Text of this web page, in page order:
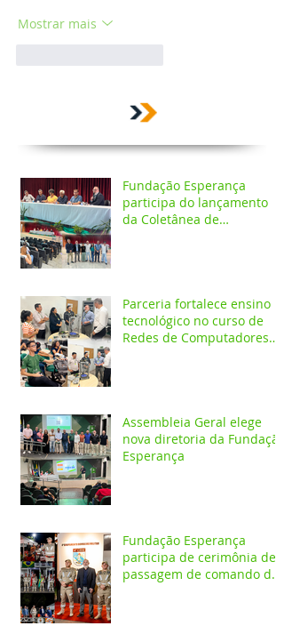
Mostrar mais
Fundação Esperança
participa do lançamento
da Coletânea de
ambiente
Parceria fortalece ensino
tecnológico no curso de
Redes de Computadores
Assembleia Geral elege
nova diretoria da Fundação
Esperança
Fundação Esperança
participa de cerimônia de
passagem de comando do